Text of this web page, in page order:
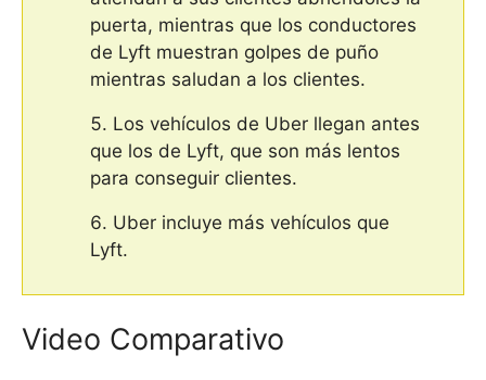
puerta, mientras que los conductores
de Lyft muestran golpes de puño
mientras saludan a los clientes.
Los vehículos de Uber llegan antes
que los de Lyft, que son más lentos
para conseguir clientes.
Uber incluye más vehículos que
Lyft.
Video Comparativo